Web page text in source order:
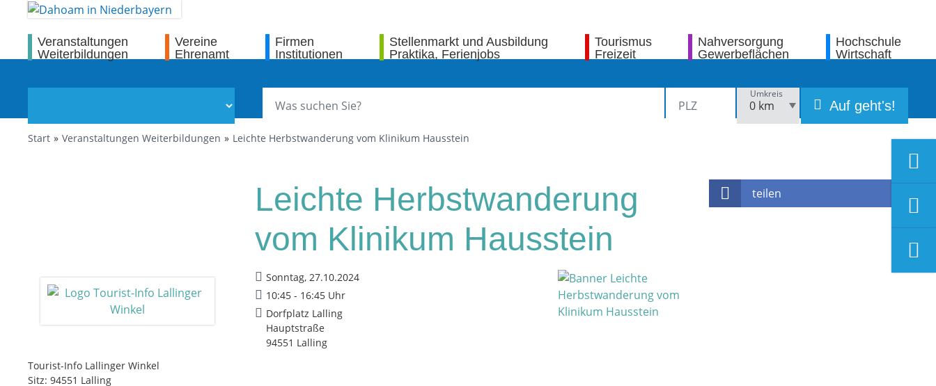
Veranstaltungen
Weiterbildungen
Vereine
Ehrenamt
Firmen
Institutionen
Stellenmarkt und Ausbildung
Praktika, Ferienjobs
Tourismus
Freizeit
Nahversorgung
Gewerbeflächen
Hochschule
Wirtschaft
Umkreis
Auf geht's!
Start Veranstaltungen Weiterbildungen Leichte Herbstwanderung vom Klinikum Hausstein
Tourist-Info Lallinger Winkel
Sitz: 94551 Lalling
Leichte Herbstwanderung
vom Klinikum Hausstein
Sonntag, 27.10.2024
10:45 - 16:45 Uhr
Dorfplatz Lalling
Hauptstraße
94551 Lalling
teilen